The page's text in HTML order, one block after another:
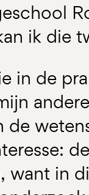
ik die
in de
want in